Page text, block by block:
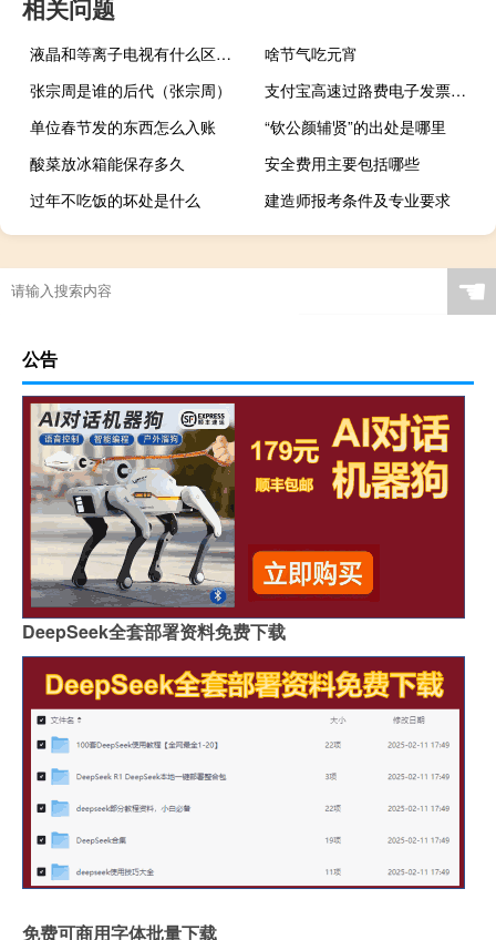
相关问题
液晶和等离子电视有什么区别（液晶和等离子的区别）
啥节气吃元宵
张宗周是谁的后代（张宗周）
支付宝高速过路费电子发票（支付宝高速过路费电子发票怎么打）
单位春节发的东西怎么入账
“钦公颜辅贤”的出处是哪里
酸菜放冰箱能保存多久
安全费用主要包括哪些
过年不吃饭的坏处是什么
建造师报考条件及专业要求
☚
公告
DeepSeek全套部署资料免费下载
免费可商用字体批量下载